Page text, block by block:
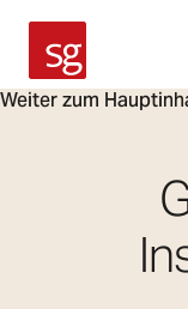
Weiter zum
SG Armaturen